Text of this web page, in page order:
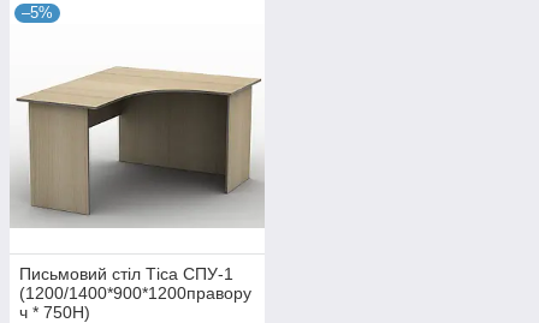
–5%
Письмовий стіл Тіса СПУ-1
(1200/1400*900*1200правору
ч * 750Н)